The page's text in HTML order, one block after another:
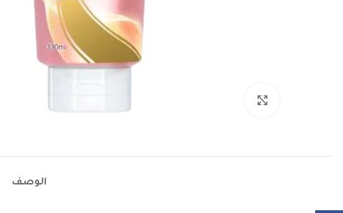
الوصف